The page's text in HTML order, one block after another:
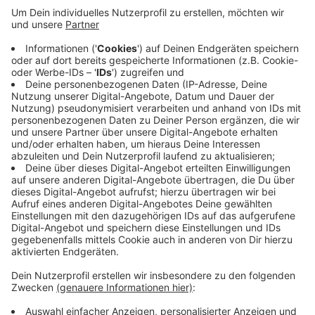
Anzeige
Er zog sich dabei tödliche Verletzungen zu. Um die
Unfall-Ursache zu klären, wurde das Verkehrsunfall-
Aufnahme-Team der Kölner Polizei hinzugezogen. Die
Straße war gestern Abend während des Polizei-
Einsatzes komplett gesperrt. Die Ermittlungen laufen.
Klar ist aktuell nur, dass es sich um einen Allein-Unfall
handelt.
Anzeige